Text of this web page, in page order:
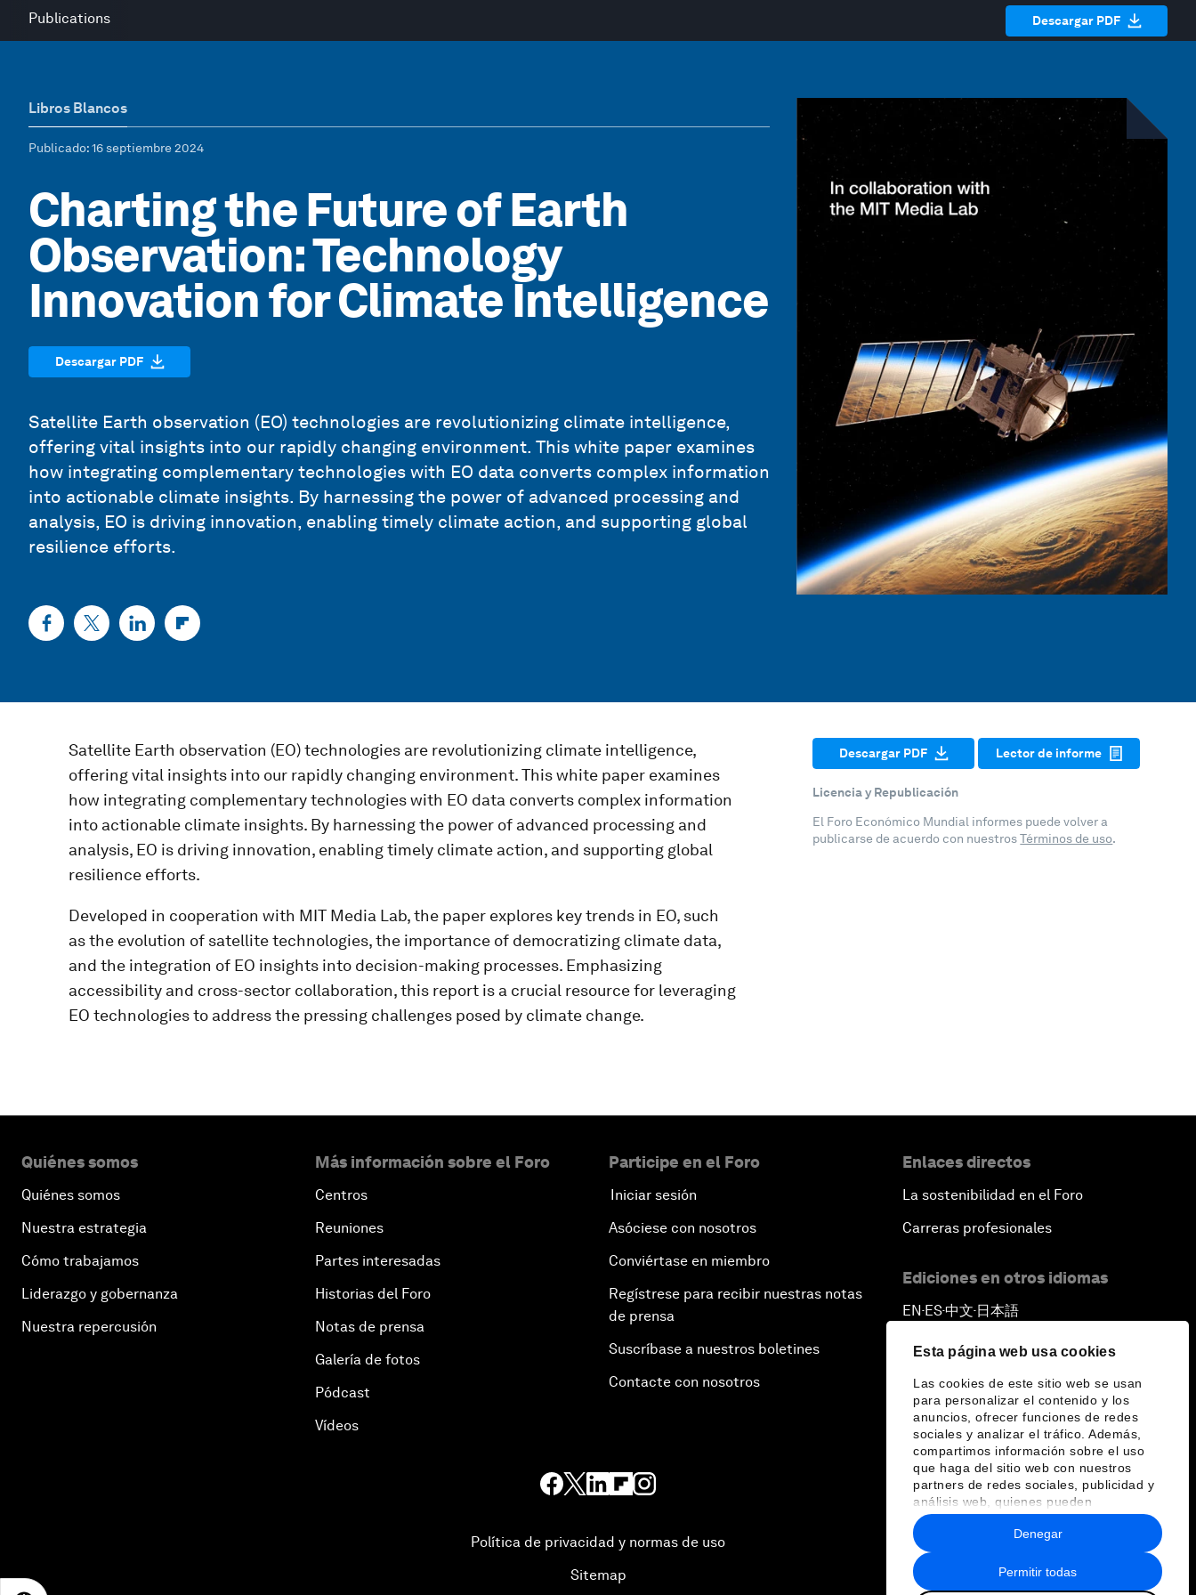
Esta página web usa cookies
Las cookies de este sitio web se usan
para personalizar el contenido y los
anuncios, ofrecer funciones de redes
sociales y analizar el tráfico. Además,
compartimos información sobre el uso
que haga del sitio web con nuestros
partners de redes sociales, publicidad y
análisis web, quienes pueden
combinarla con otra información que les
haya proporcionado o que hayan
recopilado a partir del uso que haya
hecho de sus servicios.
Permitir todas
Denegar
Publications Descargar PDF
Libros Blancos
Publicado: 16 septiembre 2024
Charting the Future of Earth
Observation: Technology
Innovation for Climate Intelligence
Descargar PDF
Satellite Earth observation (EO) technologies are revolutionizing climate intelligence,
offering vital insights into our rapidly changing environment. This white paper examines
how integrating complementary technologies with EO data converts complex information
into actionable climate insights. By harnessing the power of advanced processing and
analysis, EO is driving innovation, enabling timely climate action, and supporting global
resilience efforts.
Satellite Earth observation (EO) technologies are revolutionizing climate intelligence,
offering vital insights into our rapidly changing environment. This white paper examines
how integrating complementary technologies with EO data converts complex information
into actionable climate insights. By harnessing the power of advanced processing and
analysis, EO is driving innovation, enabling timely climate action, and supporting global
resilience efforts.
Developed in cooperation with MIT Media Lab, the paper explores key trends in EO, such
as the evolution of satellite technologies, the importance of democratizing climate data,
and the integration of EO insights into decision-making processes. Emphasizing
accessibility and cross-sector collaboration, this report is a crucial resource for leveraging
EO technologies to address the pressing challenges posed by climate change.
Descargar PDF Lector de informe
Licencia y Republicación
El Foro Económico Mundial informes puede volver a
publicarse de acuerdo con nuestrosTérminos de uso.
Quiénes somos
Quiénes somos
Nuestra estrategia
Cómo trabajamos
Liderazgo y gobernanza
Nuestra repercusión
Más información sobre el Foro
Centros
Reuniones
Partes interesadas
Historias del Foro
Notas de prensa
Galería de fotos
Pódcast
Vídeos
Participe en el Foro
Iniciar sesión
Asóciese con nosotros
Conviértase en miembro
Regístrese para recibir nuestras notas
de prensa
Suscríbase a nuestros boletines
Contacte con nosotros
Enlaces directos
La sostenibilidad en el Foro
Carreras profesionales
Ediciones en otros idiomas
EN ▪ES▪中文▪ 日本語
Política de privacidad y normas de uso
Sitemap